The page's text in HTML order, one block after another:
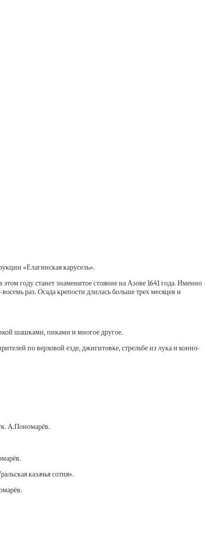
«Елагинская карусель».
году станет знаменитое стояние на Азове 1641 года. Именно
раз. Осада крепости длилась больше трех месяцев и
шашками, пиками и многое другое.
по верховой езде, джигитовке, стрельбе из лука и конно-
А.Пономарёв.
казачья сотня».